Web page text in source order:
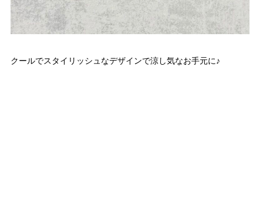
クールでスタイリッシュなデザインで涼し気なお手元に♪